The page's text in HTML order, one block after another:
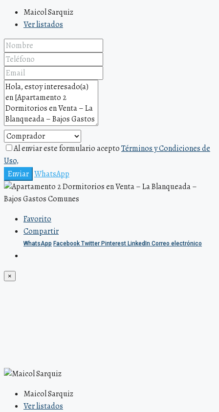
Maicol Sarquiz
Ver listados
Al enviar este formulario aceptoTérminos y Condiciones de
Uso,
Enviar WhatsApp
Favorito
Compartir
WhatsApp Facebook Twitter Pinterest LinkedIn Correo electrónico
×
Maicol Sarquiz
Ver listados